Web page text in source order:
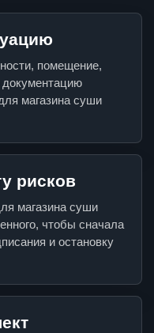
помещение,
магазина суши
рисков
магазина суши
чтобы сначала
и остановку